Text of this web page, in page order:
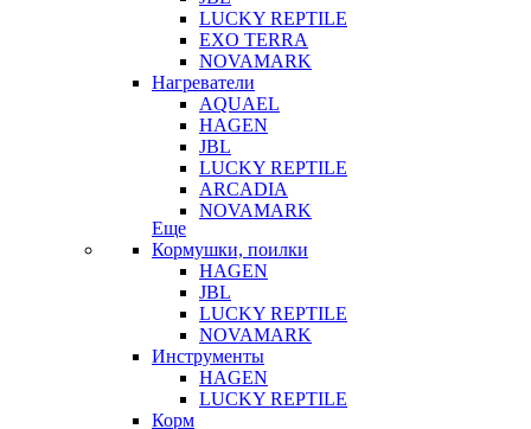
LUCKY REPTILE
EXO TERRA
NOVAMARK
Нагреватели
AQUAEL
HAGEN
JBL
LUCKY REPTILE
ARCADIA
NOVAMARK
Еще
Кормушки, поилки
HAGEN
JBL
LUCKY REPTILE
NOVAMARK
Инструменты
HAGEN
LUCKY REPTILE
Корм